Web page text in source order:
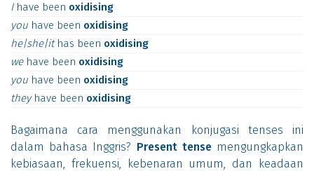
I have been oxidising
you have been oxidising
he|she|it has been oxidising
we have been oxidising
you have been oxidising
they have been oxidising
Bagaimana cara menggunakan konjugasi tenses ini
dalam bahasa Inggris? Present tensemengungkapkan
kebiasaan, frekuensi, kebenaran umum, dan keadaan